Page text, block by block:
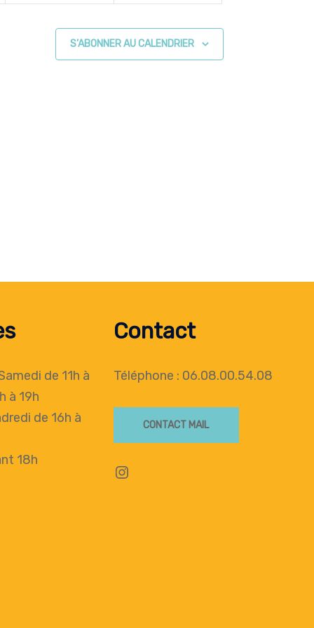
S’ABONNER AU CALENDRIER
de 11h à
à 19h
de 16h à
18h
Contact
Téléphone : 06.08.00.54.08
CONTACT MAIL
Instagram